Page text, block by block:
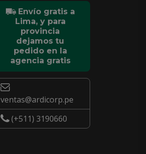
Envío gratis a
Lima, y para
provincia
dejamos tu
pedido en la
agencia gratis
ventas@ardicorp.pe
(+511) 3190660